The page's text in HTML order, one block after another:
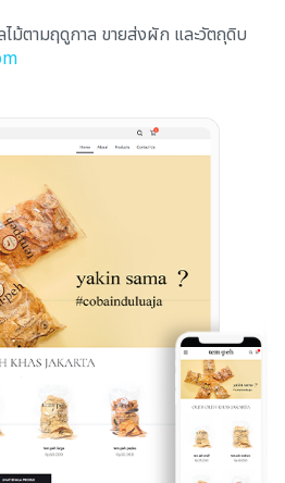
ม้ตามฤดูกาล ขายส่งผัก และวัตถุดิบ